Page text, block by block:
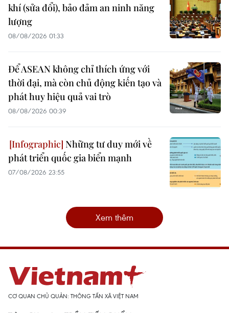
khí (sửa đổi), bảo đảm an ninh năng
lượng
08/08/2026 01:33
Để ASEAN không chỉ thích ứng với
thời đại, mà còn chủ động kiến tạo và
phát huy hiệu quả vai trò
08/08/2026 00:39
Những tư duy mới về
phát triển quốc gia biển mạnh
07/08/2026 23:55
Xem thêm
CƠ QUAN CHỦ QUẢN: THÔNG TẤN XÃ VIỆT NAM